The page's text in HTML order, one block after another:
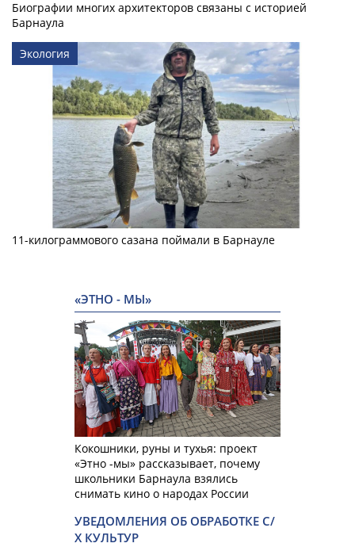
Биографии многих архитекторов связаны с историей
Барнаула
Экология
11-килограммового сазана поймали в Барнауле
«ЭТНО - МЫ»
Кокошники, руны и тухья: проект
«Этно -мы» рассказывает, почему
школьники Барнаула взялись
снимать кино о народах России
УВЕДОМЛЕНИЯ ОБ ОБРАБОТКЕ С/
Х КУЛЬТУР